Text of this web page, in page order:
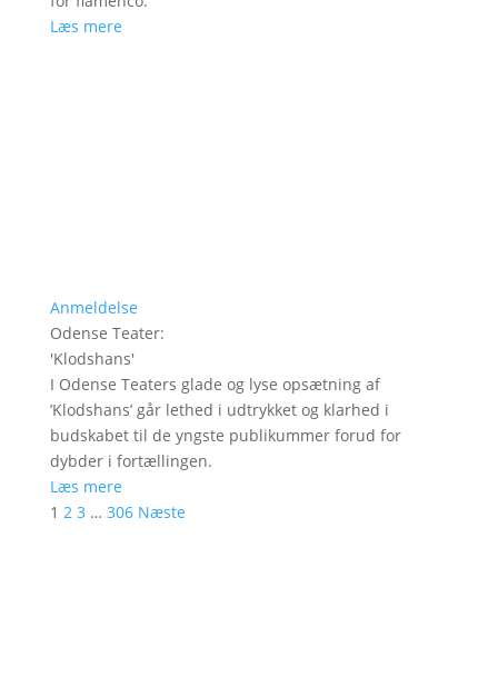
Læs mere
Anmeldelse
Odense Teater:
'Klodshans'
I Odense Teaters glade og lyse opsætning af
’Klodshans’ går lethed i udtrykket og klarhed i
budskabet til de yngste publikummer forud for
dybder i fortællingen.
Læs mere
1 2 3 … 306 Næste